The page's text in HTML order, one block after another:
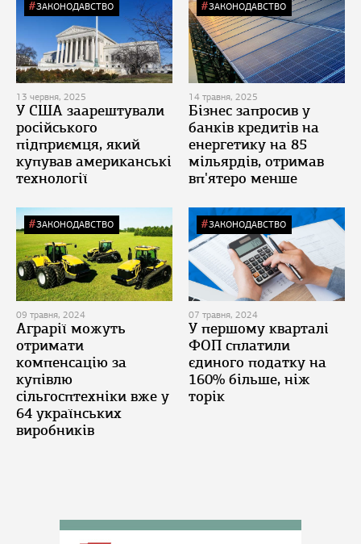
ЗАКОНОДАВСТВО
13 червня, 2025
У США заарештували
російського
підприємця, який
купував американські
технології
ЗАКОНОДАВСТВО
14 травня, 2025
Бізнес запросив у
банків кредитів на
енергетику на 85
мільярдів, отримав
вп'ятеро менше
ЗАКОНОДАВСТВО
09 травня, 2024
Аграрії можуть
отримати
компенсацію за
купівлю
сільгосптехніки вже у
64 українських
виробників
ЗАКОНОДАВСТВО
07 травня, 2024
У першому кварталі
ФОП сплатили
єдиного податку на
160% більше, ніж
торік